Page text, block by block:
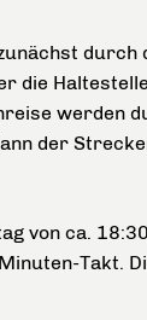
die
werden
der
von ca.
Takt.